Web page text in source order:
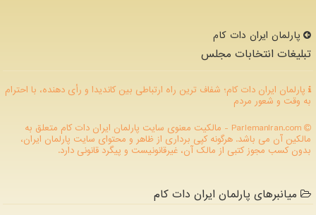
پارلمان ایران دات كام
تبلیغات انتخابات مجلس
پارلمان ایران دات کام؛ شفاف ترین راه ارتباطی بین کاندیدا و رأی دهنده، با احترام
به وقت و شعور مردم
ParlemanIran.com - مالکیت معنوی سایت پارلمان ایران دات كام متعلق به
مالکین آن می باشد. هرگونه کپی برداری از ظاهر و محتوای سایت پارلمان ایران،
بدون کسب مجوز کتبی از مالک آن، غیرقانونیست و پیگرد قانونی دارد.
میانبرهای پارلمان ایران دات کام